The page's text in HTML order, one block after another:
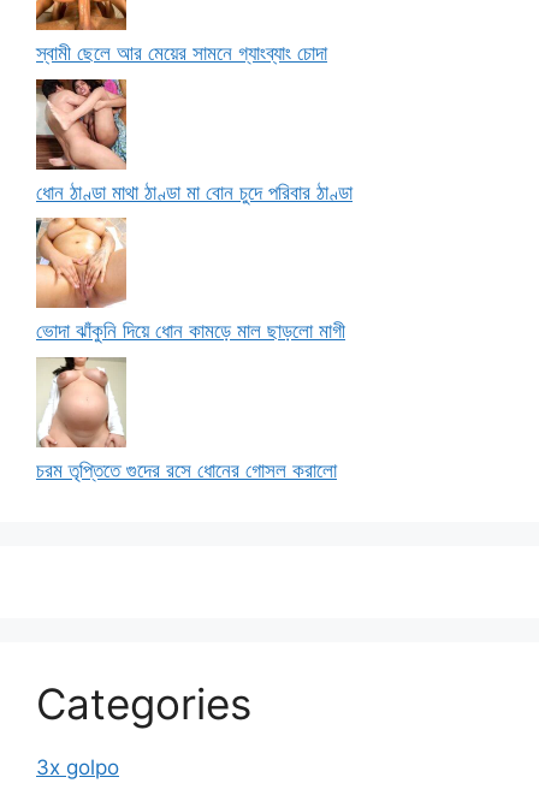
স্বামী ছেলে আর মেয়ের সামনে গ্যাংব্যাং চোদা
ধোন ঠাণ্ডা মাথা ঠাণ্ডা মা বোন চুদে পরিবার ঠাণ্ডা
ভোদা ঝাঁকুনি দিয়ে ধোন কামড়ে মাল ছাড়লো মাগী
চরম তৃপ্তিতে গুদের রসে ধোনের গোসল করালো
Categories
3x golpo